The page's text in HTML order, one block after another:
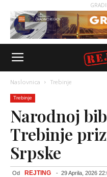
Naslovnica Trebinje
Trebinje
Narodnoj
Trebinje
Srpske
Od REJTING - 29 Aprila, 2026